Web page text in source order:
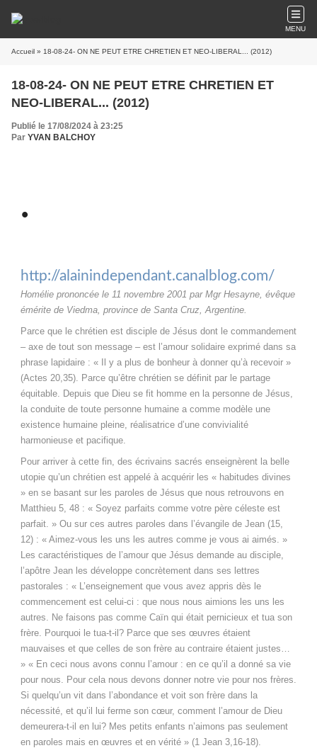
MENU
Accueil » 18-08-24- ON NE PEUT ETRE CHRETIEN ET NEO-LIBERAL... (2012)
18-08-24- ON NE PEUT ETRE CHRETIEN ET
NEO-LIBERAL... (2012)
Publié le 17/08/2024 à 23:25
Par YVAN BALCHOY
.
http://alainindependant.canalblog.com/
Homélie prononcée le 11 novembre 2001 par Mgr Hesayne, évêque
émérite de Viedma, province de Santa Cruz, Argentine.
Parce que le chrétien est disciple de Jésus dont le commandement
– axe de tout son message – est l’amour solidaire exprimé dans sa
phrase lapidaire : « Il y a plus de bonheur à donner qu’à recevoir »
(Actes 20,35). Parce qu’être chrétien se définit par le partage
équitable. Depuis que Dieu se fit homme en la personne de Jésus,
la conduite de toute personne humaine a comme modèle une
existence humaine pleine, réalisatrice d’une convivialité
harmonieuse et pacifique.
Pour arriver à cette fin, des écrivains sacrés enseignèrent la belle
utopie qu’un chrétien est appelé à acquérir les « habitudes divines
» en se basant sur les paroles de Jésus que nous retrouvons en
Matthieu 5, 48 : « Soyez parfaits comme votre père céleste est
parfait. » Ou sur ces autres paroles dans l’évangile de Jean (15,
12) : « Aimez-vous les uns les autres comme je vous ai aimés. »
Les caractéristiques de l’amour que Jésus demande au disciple,
l’apôtre Jean les développe concrètement dans ses lettres
pastorales : « L’enseignement que vous avez appris dès le
commencement est celui-ci : que nous nous aimions les uns les
autres. Ne faisons pas comme Caïn qui était pernicieux et tua son
frère. Pourquoi le tua-t-il? Parce que ses œuvres étaient
mauvaises et que celles de son frère au contraire étaient justes…
» « En ceci nous avons connu l’amour : en ce qu’il a donné sa vie
pour nous. Pour cela nous devons donner notre vie pour nos frères.
Si quelqu’un vit dans l’abondance et voit son frère dans la
nécessité, et qu’il lui ferme son cœur, comment l’amour de Dieu
demeurera-t-il en lui? Mes petits enfants n’aimons pas seulement
en paroles mais en œuvres et en vérité » (1 Jean 3,16-18).